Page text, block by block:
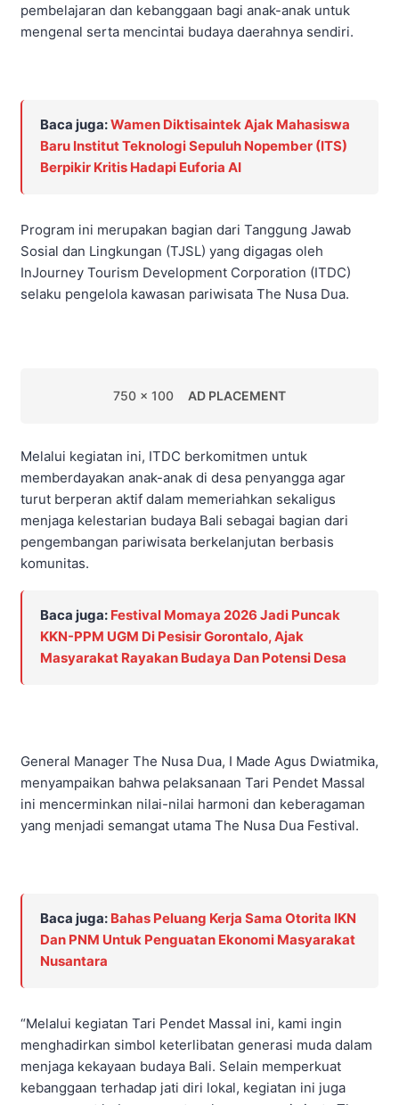
pembelajaran dan kebanggaan bagi anak-anak untuk
mengenal serta mencintai budaya daerahnya sendiri.
Baca juga:Wamen Diktisaintek Ajak Mahasiswa
Baru Institut Teknologi Sepuluh Nopember (ITS)
Berpikir Kritis Hadapi Euforia AI
Program ini merupakan bagian dari Tanggung Jawab
Sosial dan Lingkungan (TJSL) yang digagas oleh
InJourney Tourism Development Corporation (ITDC)
selaku pengelola kawasan pariwisata The Nusa Dua.
750 x 100 AD PLACEMENT
Melalui kegiatan ini, ITDC berkomitmen untuk
memberdayakan anak-anak di desa penyangga agar
turut berperan aktif dalam memeriahkan sekaligus
menjaga kelestarian budaya Bali sebagai bagian dari
pengembangan pariwisata berkelanjutan berbasis
komunitas.
Baca juga: Festival Momaya 2026 Jadi Puncak
KKN-PPM UGM Di Pesisir Gorontalo, Ajak
Masyarakat Rayakan Budaya Dan Potensi Desa
General Manager The Nusa Dua, I Made Agus Dwiatmika,
menyampaikan bahwa pelaksanaan Tari Pendet Massal
ini mencerminkan nilai-nilai harmoni dan keberagaman
yang menjadi semangat utama The Nusa Dua Festival.
Baca juga: Bahas Peluang Kerja Sama Otorita IKN
Dan PNM Untuk Penguatan Ekonomi Masyarakat
Nusantara
“Melalui kegiatan Tari Pendet Massal ini, kami ingin
menghadirkan simbol keterlibatan generasi muda dalam
menjaga kekayaan budaya Bali. Selain memperkuat
kebanggaan terhadap jati diri lokal, kegiatan ini juga